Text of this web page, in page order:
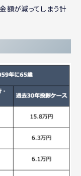
額が減ってしまう計